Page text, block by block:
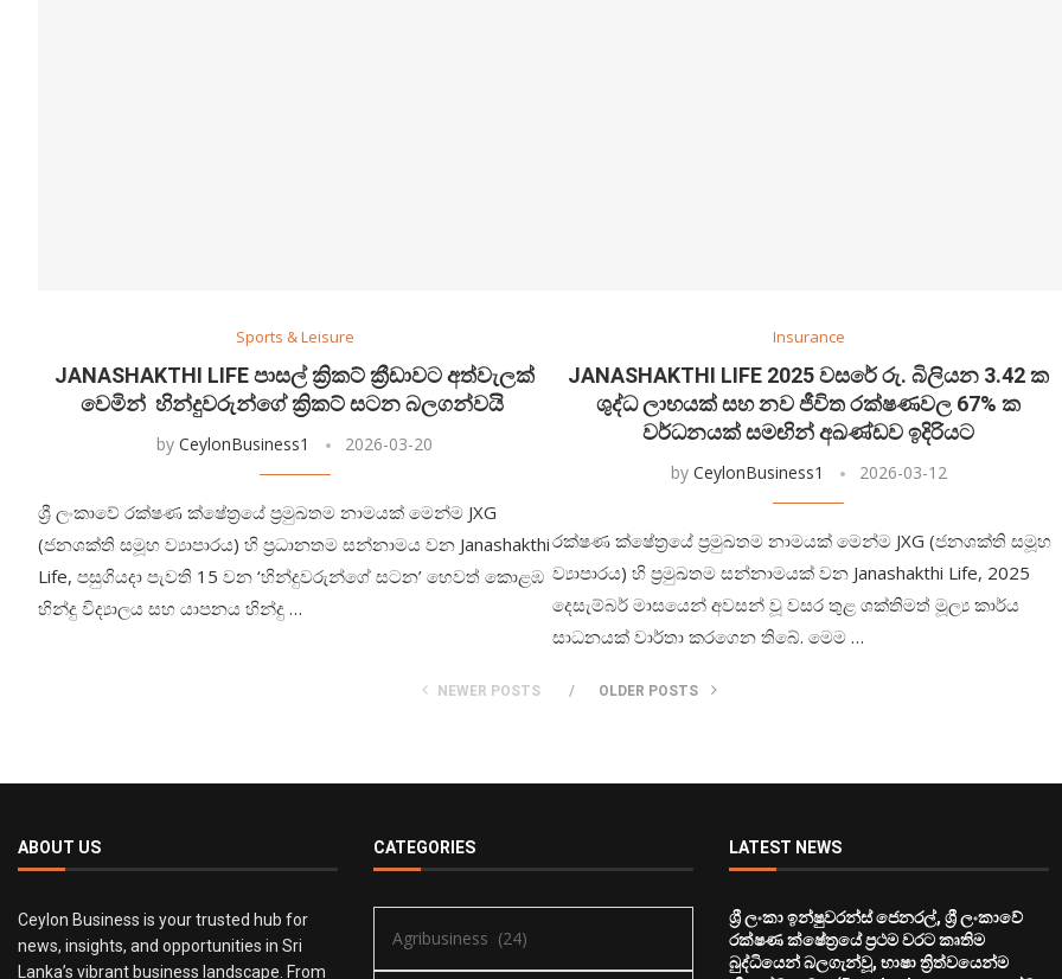
Sports & Leisure
JANASHAKTHI LIFE පාසල් ක්‍රිකට් ක්‍රීඩාවට අත්වැලක්
වෙමින් හින්දුවරුන්ගේ ක්‍රිකට් සටන බලගන්වයි
byCeylonBusiness1 2026-03-20
ශ්‍රී ලංකාවේ රක්ෂණ ක්ෂේත්‍රයේ ප්‍රමුඛතම නාමයක් මෙන්ම JXG
(ජනශක්ති සමූහ ව්‍යාපාරය) හි ප්‍රධානතම සන්නාමය වන Janashakthi
Life, පසුගියදා පැවති 15 වන ‘හින්දුවරුන්ගේ සටන’ හෙවත් කොළඹ
හින්දු විද්‍යාලය සහ යාපනය හින්දු …
Insurance
JANASHAKTHI LIFE 2025 වසරේ රු. බිලියන 3.42 ක
ශුද්ධ ලාභයක් සහ නව ජීවිත රක්ෂණවල 67% ක
වර්ධනයක් සමඟින් අඛණ්ඩව ඉදිරියට
by CeylonBusiness1 2026-03-12
රක්ෂණ ක්ෂේත්‍රයේ ප්‍රමුඛතම නාමයක් මෙන්ම JXG (ජනශක්ති සමූහ
ව්‍යාපාරය) හි ප්‍රමුඛතම සන්නාමයක් වන Janashakthi Life, 2025
දෙසැම්බර් මාසයෙන් අවසන් වූ වසර තුළ ශක්තිමත් මූල්‍ය කාර්ය
සාධනයක් වාර්තා කරගෙන තිබේ. මෙම …
NEWER POSTS OLDER POSTS
ABOUT US
Ceylon Business is your trusted hub for
news, insights, and opportunities in Sri
Lanka’s vibrant business landscape. From
CATEGORIES LATEST NEWS
ශ්‍රී ලංකා ඉන්ෂුවරන්ස් ජෙනරල්, ශ්‍රී ලංකාවේ
රක්ෂණ ක්ෂේත්‍රයේ ප්‍රථම වරට කෘතිම
බුද්ධියෙන් බලගැන්වූ, භාෂා ත්‍රිත්වයෙන්ම